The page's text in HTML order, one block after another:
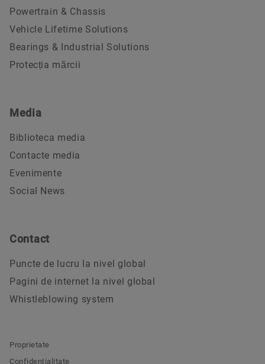
Powertrain & Chassis
Vehicle Lifetime Solutions
Bearings & Industrial Solutions
Protecția mărcii
Media
Biblioteca media
Contacte media
Evenimente
Social News
Contact
Puncte de lucru la nivel global
Pagini de internet la nivel global
Whistleblowing system
Proprietate
Confidenţialitate